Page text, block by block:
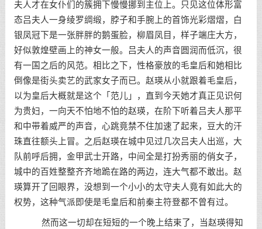
夫人才在女仆们的簇拥下慢慢挪到主位上。只见这位体形富
态吕夫人一身绫罗绸缎，脖子和手腕上的首饰光彩熠熠，白
银凤冠下是一张胖胖的鹅蛋脸，柳眉凤目，样子端庄大方，
好似敦煌壁画上的神女一般。吕夫人的声音圆润而低沉，很
有一国之后的风范。相比之下，性格豪放的毛皇后和她相比
倒像是街头卖艺的武家女子而已。赵瑛从小就跟着毛皇后，
以为皇后大概就是这个「范儿」，直到今天她才真正见识何
为贵妇，一向天不怕地不怕的赵瑛，在阶下听着吕夫人那平
和中带着威严的声音，心跳竟禁不住加速了起来，豆大的汗
珠直往额头上冒。之后赵瑛在城中见过几次吕夫人出巡，大
队前呼后拥，金甲武士开路，中间全是打扮秀丽的俏女子，
城中的百姓整整齐齐地跪在路的两边，连大气都不敢出。赵
瑛算开了回眼界，没想到一个小小的太守夫人竟有如此大的
权势，这种气派即使是毛皇后和前秦主符登都不曾有过。
然而这一切却在短短的一个晚上结束了，当赵瑛得知